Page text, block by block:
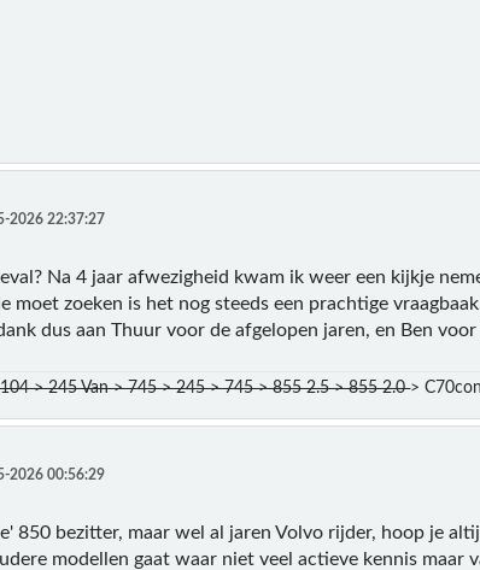
2026 22:37:27
Na 4 jaar afwezigheid kwam ik weer een kijkje
moet zoeken is het nog steeds een prachtige
dus aan Thuur voor de afgelopen jaren, en Ben
> 245 Van > 745 > 245 > 745 > 855 2.5 > 855 2.0>
2026 00:56:29
850 bezitter, maar wel al jaren Volvo rijder, hoop je
modellen gaat waar niet veel actieve kennis maar